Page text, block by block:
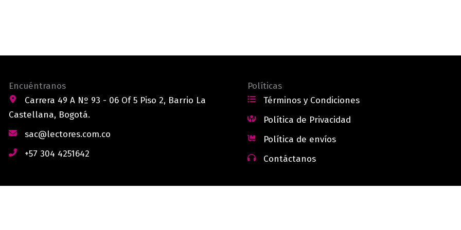
Encuéntranos
Carrera 49 A Nº 93 - 06 Of 5 Piso 2, Barrio La
Castellana, Bogotá.
sac@lectores.com.co
+57 304 4251642
Políticas
Términos y Condiciones
Política de Privacidad
Política de envíos
Contáctanos